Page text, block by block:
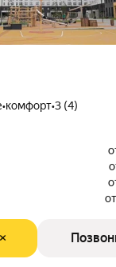
•комфорт•3 (4)